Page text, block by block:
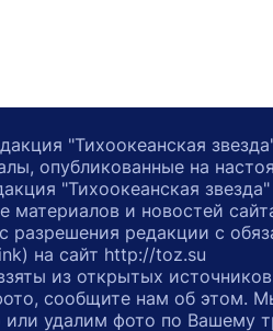
"Тихоокеанская
опубликованные на
"Тихоокеанская звезда"
материалов и новостей
разрешения редакции с
на сайт http://toz.su
из открытых
сообщите нам об этом.
или удалим фото по Вашему